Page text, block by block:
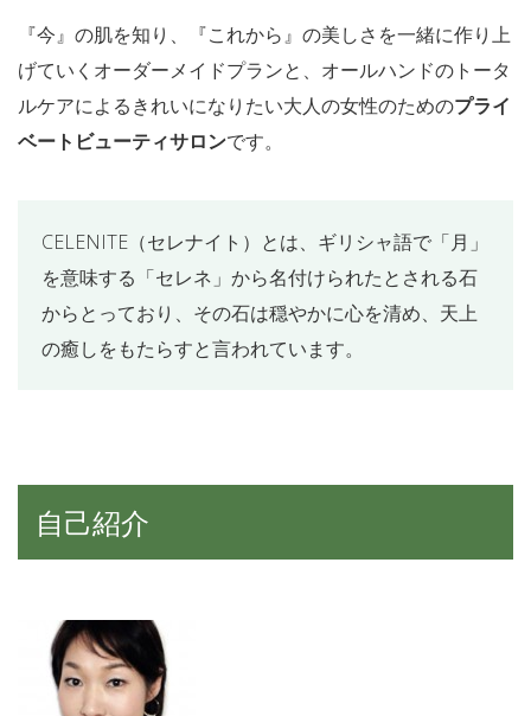
『今』の肌を知り、『これから』の美しさを一緒に作り上
げていくオーダーメイドプランと、オールハンドのトータ
ルケアによるきれいになりたい大人の女性のためのプライ
ベートビューティサロンです。
CELENITE（セレナイト）とは、ギリシャ語で「月」
を意味する「セレネ」から名付けられたとされる石
からとっており、その石は穏やかに心を清め、天上
の癒しをもたらすと言われています。
自己紹介